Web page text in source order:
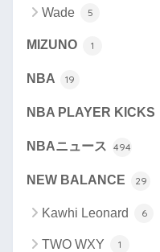
Wade 5
MIZUNO 1
NBA 19
NBA PLAYER KICKS
NBAニュース 494
NEW BALANCE 29
Kawhi Leonard 6
TWO WXY 1